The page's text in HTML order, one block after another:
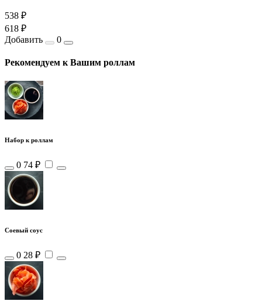
538 ₽
618 ₽
Добавить
0
Рекомендуем к Вашим роллам
Набор к роллам
0 74 ₽
Соевый соус
0 28 ₽